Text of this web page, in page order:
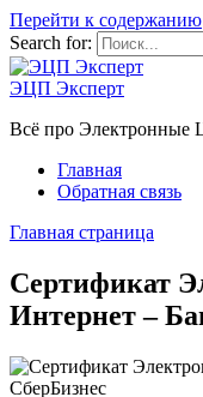
Перейти к содержанию
Search for:
ЭЦП Эксперт
Всё про Электронные
Главная
Обратная связь
Главная страница
Сертификат
Интернет –